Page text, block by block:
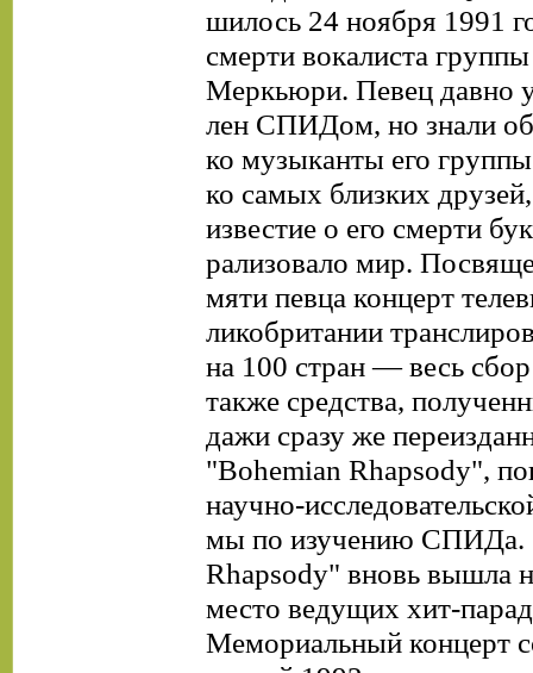
шилось 24 ноября 1991
смерти вокалиста
Меркьюри. Певец давно
лен СПИДом, но знали
ко музыканты его
ко самых близких
известие о его смерти
рализовало мир.
мяти певца концерт
ликобритании
на 100 стран — весь сбор
также средства,
дажи сразу же
"Bohemian Rhapsody",
научно-
мы по изучению СПИДа.
Rhapsody" вновь вышла
место ведущих хит-
Мемориальный концерт